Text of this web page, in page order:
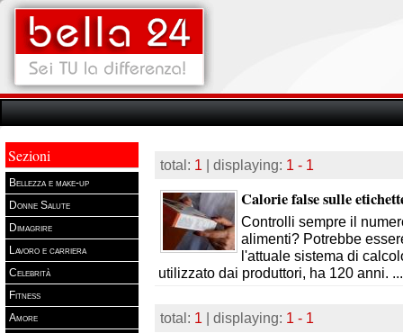
Sezioni
Bellezza e make-up
Donne Salute
Dimagrire
Lavoro e carriera
Celebrità
Fitness
Amore
total: 1 | displaying: 1 - 1
Calorie false sulle
Controlli sempre il
alimenti? Potrebbe
l'attuale sistema di
utilizzato dai produttori, ha 120 anni.
total: 1 | displaying: 1 - 1